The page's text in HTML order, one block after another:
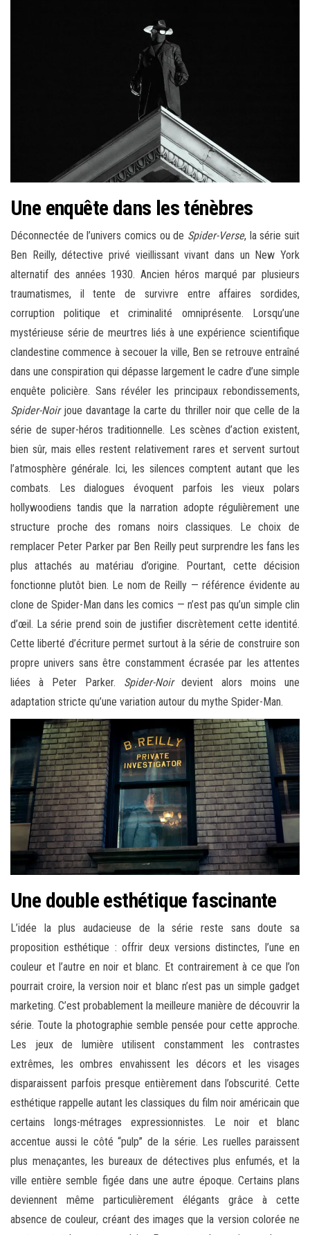
Une enquête dans les ténèbres
Déconnectée de l’univers comics ou de Spider-Verse, la série suit
Ben Reilly, détective privé vieillissant vivant dans un New York
alternatif des années 1930. Ancien héros marqué par plusieurs
traumatismes, il tente de survivre entre affaires sordides,
corruption politique et criminalité omniprésente. Lorsqu’une
mystérieuse série de meurtres liés à une expérience scientifique
clandestine commence à secouer la ville, Ben se retrouve entraîné
dans une conspiration qui dépasse largement le cadre d’une simple
enquête policière. Sans révéler les principaux rebondissements,
Spider-Noirjoue davantage la carte du thriller noir que celle de la
série de super-héros traditionnelle. Les scènes d’action existent,
bien sûr, mais elles restent relativement rares et servent surtout
l’atmosphère générale. Ici, les silences comptent autant que les
combats. Les dialogues évoquent parfois les vieux polars
hollywoodiens tandis que la narration adopte régulièrement une
structure proche des romans noirs classiques. Le choix de
remplacer Peter Parker par Ben Reilly peut surprendre les fans les
plus attachés au matériau d’origine. Pourtant, cette décision
fonctionne plutôt bien. Le nom de Reilly — référence évidente au
clone de Spider-Man dans les comics — n’est pas qu’un simple clin
d’œil. La série prend soin de justifier discrètement cette identité.
Cette liberté d’écriture permet surtout à la série de construire son
propre univers sans être constamment écrasée par les attentes
liées à Peter Parker. Spider-Noirdevient alors moins une
adaptation stricte qu’une variation autour du mythe Spider-Man.
Une double esthétique fascinante
L’idée la plus audacieuse de la série reste sans doute sa
proposition esthétique : offrir deux versions distinctes, l’une en
couleur et l’autre en noir et blanc. Et contrairement à ce que l’on
pourrait croire, la version noir et blanc n’est pas un simple gadget
marketing. C’est probablement la meilleure manière de découvrir la
série. Toute la photographie semble pensée pour cette approche.
Les jeux de lumière utilisent constamment les contrastes
extrêmes, les ombres envahissent les décors et les visages
disparaissent parfois presque entièrement dans l’obscurité. Cette
esthétique rappelle autant les classiques du film noir américain que
certains longs-métrages expressionnistes. Le noir et blanc
accentue aussi le côté “pulp” de la série. Les ruelles paraissent
plus menaçantes, les bureaux de détectives plus enfumés, et la
ville entière semble figée dans une autre époque. Certains plans
deviennent même particulièrement élégants grâce à cette
absence de couleur, créant des images que la version colorée ne